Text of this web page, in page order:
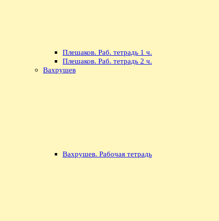
Плешаков. Раб. тетрадь 1 ч.
Плешаков. Раб. тетрадь 2 ч.
Вахрушев
Вахрушев. Рабочая тетрадь